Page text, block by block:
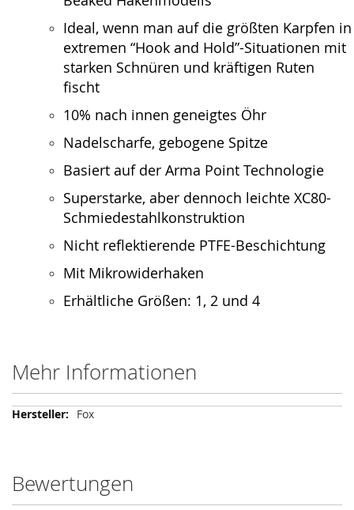
Ideal, wenn man auf die größten Karpfen in
extremen “Hook and Hold”-Situationen mit
starken Schnüren und kräftigen Ruten
fischt
10% nach innen geneigtes Öhr
Nadelscharfe, gebogene Spitze
Basiert auf der Arma Point Technologie
Superstarke, aber dennoch leichte XC80-
Schmiedestahlkonstruktion
Nicht reflektierende PTFE-Beschichtung
Mit Mikrowiderhaken
Erhältliche Größen: 1, 2 und 4
Mehr Informationen
Mehr
Fox
Bewertungen